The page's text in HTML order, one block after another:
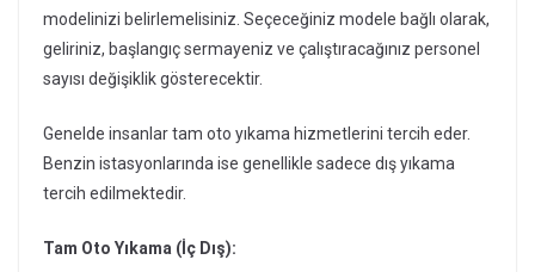
modelinizi belirlemelisiniz. Seçeceğiniz modele bağlı olarak,
geliriniz, başlangıç sermayeniz ve çalıştıracağınız personel
sayısı değişiklik gösterecektir.
Genelde insanlar tam oto yıkama hizmetlerini tercih eder.
Benzin istasyonlarında ise genellikle sadece dış yıkama
tercih edilmektedir.
Tam Oto Yıkama (İç Dış):